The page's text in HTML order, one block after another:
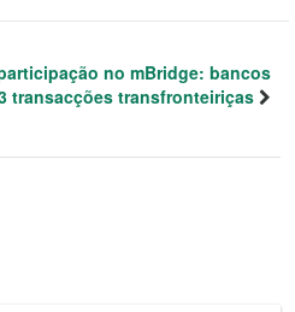
no mBridge: bancos
transacções transfronteiriças